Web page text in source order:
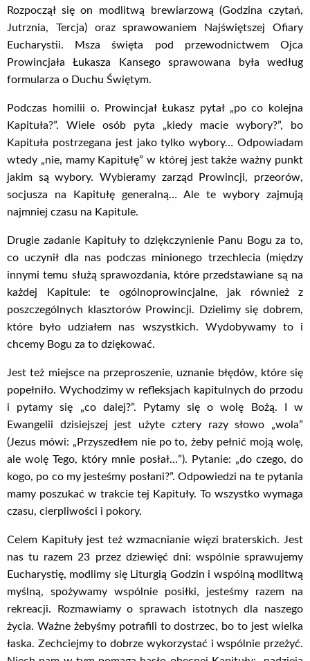
Rozpoczął się on modlitwą brewiarzową (Godzina czytań,
Jutrznia, Tercja) oraz sprawowaniem Najświętszej Ofiary
Eucharystii. Msza święta pod przewodnictwem Ojca
Prowincjała Łukasza Kansego sprawowana była według
formularza o Duchu Świętym.
Podczas homilii o. Prowincjał Łukasz pytał „po co kolejna
Kapituła?”. Wiele osób pyta „kiedy macie wybory?”, bo
Kapituła postrzegana jest jako tylko wybory… Odpowiadam
wtedy „nie, mamy Kapitułę” w której jest także ważny punkt
jakim są wybory. Wybieramy zarząd Prowincji, przeorów,
socjusza na Kapitułę generalną… Ale te wybory zajmują
najmniej czasu na Kapitule.
Drugie zadanie Kapituły to dziękczynienie Panu Bogu za to,
co uczynił dla nas podczas minionego trzechlecia (między
innymi temu służą sprawozdania, które przedstawiane są na
każdej Kapitule: te ogólnoprowincjalne, jak również z
poszczególnych klasztorów Prowincji. Dzielimy się dobrem,
które było udziałem nas wszystkich. Wydobywamy to i
chcemy Bogu za to dziękować.
Jest też miejsce na przeproszenie, uznanie błędów, które się
popełniło. Wychodzimy w refleksjach kapitulnych do przodu
i pytamy się „co dalej?”. Pytamy się o wolę Bożą. I w
Ewangelii dzisiejszej jest użyte cztery razy słowo „wola”
(Jezus mówi: „Przyszedłem nie po to, żeby pełnić moją wolę,
ale wolę Tego, który mnie posłał…”). Pytanie: „do czego, do
kogo, po co my jesteśmy posłani?”. Odpowiedzi na te pytania
mamy poszukać w trakcie tej Kapituły. To wszystko wymaga
czasu, cierpliwości i pokory.
Celem Kapituły jest też wzmacnianie więzi braterskich. Jest
nas tu razem 23 przez dziewięć dni: wspólnie sprawujemy
Eucharystię, modlimy się Liturgią Godzin i wspólną modlitwą
myślną, spożywamy wspólnie posiłki, jesteśmy razem na
rekreacji. Rozmawiamy o sprawach istotnych dla naszego
życia. Ważne żebyśmy potrafili to dostrzec, bo to jest wielka
łaska. Zechciejmy to dobrze wykorzystać i wspólnie przeżyć.